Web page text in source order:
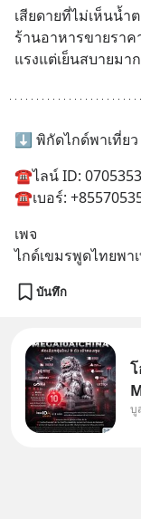
เสียดายที่ไม่เห็นนํ้า
ร้านอาหารขายรา
แรงแต่เย็นสบายม
⬇️ พิกัดไกด์พาเที่ยว
☎️ไลน์ ID:
☎️เบอร์:
เพจ
ไกด์เขมรพูดไทยพา
บันทึก
บู